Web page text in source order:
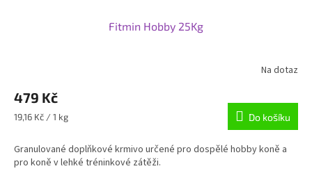
Fitmin Hobby 25Kg
produktu
je
4,3
5
hvězdiček.
Na dotaz
479 Kč
Měrná
19,16 Kč / 1 kg Do košíku
Granulované doplňkové krmivo určené pro dospělé hobby koně a
pro koně v lehké tréninkové zátěži.